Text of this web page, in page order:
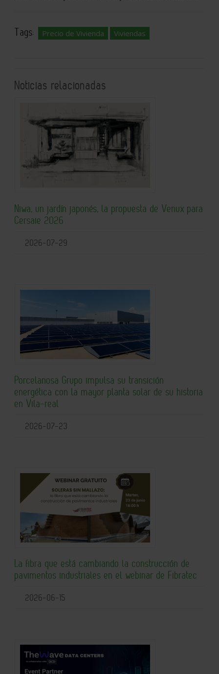
Tags: Precio de Vivienda Viviendas
Noticias relacionadas
Niwa, un jardín japonés, la propuesta de Venux para
Cersaie 2026
2026-07-29
Porcelanosa Grupo impulsa su transición
energética con la mayor planta solar de su historia
en Vila-real
2026-07-23
La fibra que está cambiando la construcción de
pavimentos industriales en el webinar de Fibratec
2026-06-15